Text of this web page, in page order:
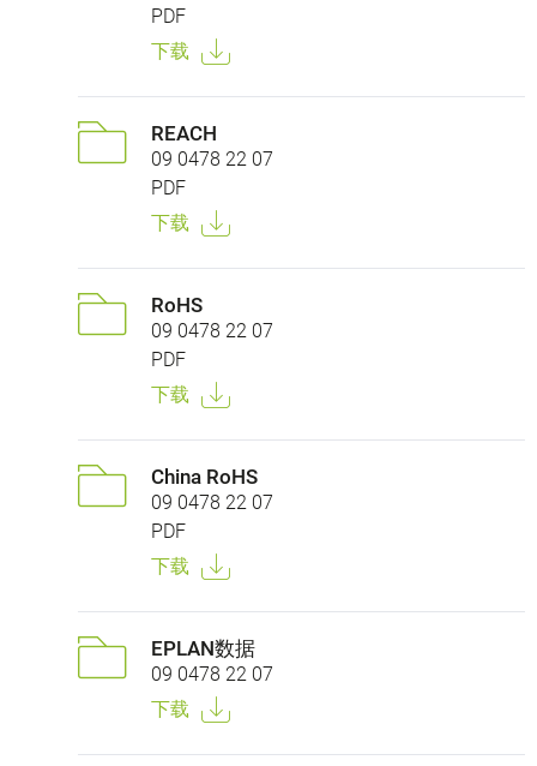
PDF
下载
REACH
09 0478 22 07
PDF
下载
RoHS
09 0478 22 07
PDF
下载
China RoHS
09 0478 22 07
PDF
下载
EPLAN数据
09 0478 22 07
下载